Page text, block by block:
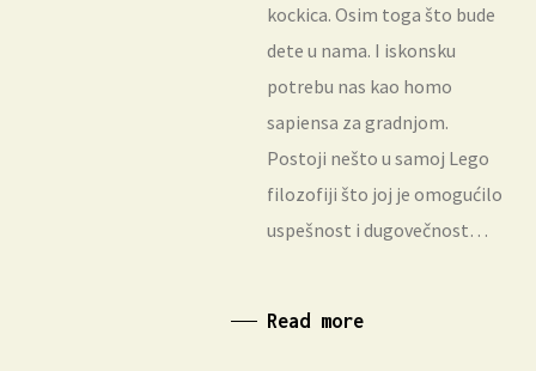
kockica. Osim toga što bude
dete u nama. I iskonsku
potrebu nas kao homo
sapiensa za gradnjom.
Postoji nešto u samoj Lego
filozofiji što joj je omogućilo
uspešnost i dugovečnost…
Read more